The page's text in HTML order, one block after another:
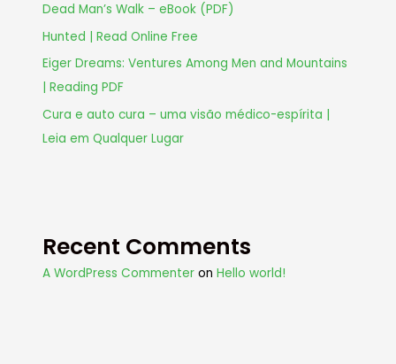
Dead Man’s Walk – eBook (PDF)
Hunted | Read Online Free
Eiger Dreams: Ventures Among Men and Mountains
| Reading PDF
Cura e auto cura – uma visão médico-espírita |
Leia em Qualquer Lugar
Recent Comments
A WordPress Commenter onHello world!